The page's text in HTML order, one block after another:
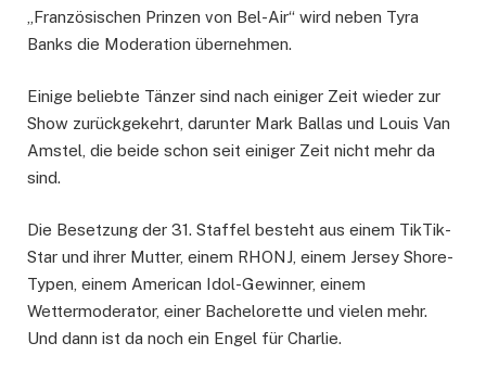
„Französischen Prinzen von Bel-Air“ wird neben Tyra
Banks die Moderation übernehmen.
Einige beliebte Tänzer sind nach einiger Zeit wieder zur
Show zurückgekehrt, darunter Mark Ballas und Louis Van
Amstel, die beide schon seit einiger Zeit nicht mehr da
sind.
Die Besetzung der 31. Staffel besteht aus einem TikTik-
Star und ihrer Mutter, einem RHONJ, einem Jersey Shore-
Typen, einem American Idol-Gewinner, einem
Wettermoderator, einer Bachelorette und vielen mehr.
Und dann ist da noch ein Engel für Charlie.